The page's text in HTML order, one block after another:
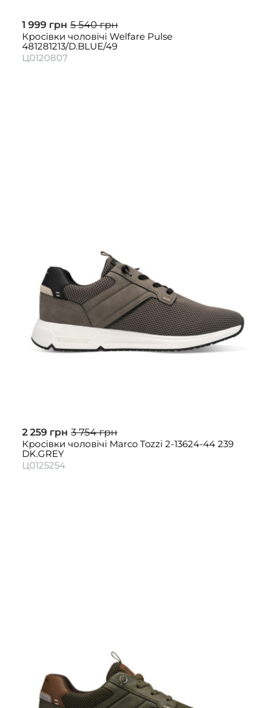
1 999 грн 5 540 грн
Кросівки чоловічі Welfare Pulse
481281213/D.BLUE/49
Ц0120807
2 259 грн 3 754 грн
Кросівки чоловічі Marco Tozzi 2-13624-44 239
DK.GREY
Ц0125254